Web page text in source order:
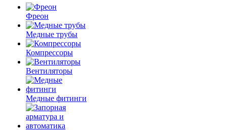
Фреон
Медные трубы
Компрессоры
Вентиляторы
Медные фитинги